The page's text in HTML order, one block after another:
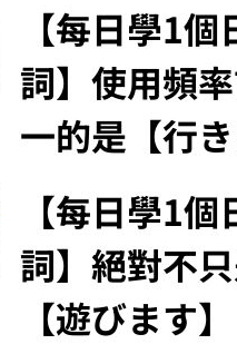
【每日學1
詞】使用頻
一的是【行き
【每日學1
詞】絕對不
【遊びます】